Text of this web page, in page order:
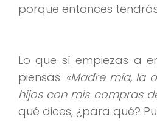
porque entonces
Lo que sí empiezas a
piensas: «Madre mía, la
hijos con mis compras
qué dices, ¿para qué?